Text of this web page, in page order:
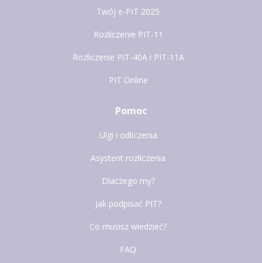
Twój e-PIT 2025
Rozliczenie PIT-11
Rozliczenie PIT-40A i PIT-11A
PIT Online
Pomoc
Ulgi i odliczenia
Asystent rozliczenia
Dlaczego my?
Jak podpisać PIT?
Co musisz wiedzieć?
FAQ